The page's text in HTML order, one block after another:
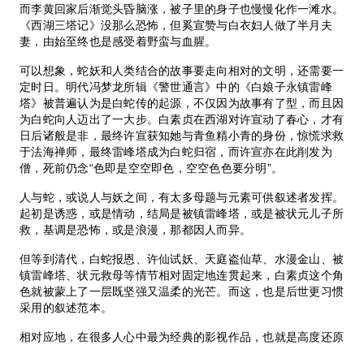
而李黄回家后渐觉头昏脑涨，被子里的身子也慢慢化作一滩水。
《西湖三塔记》没那么恐怖，但奚宣赞与白衣妇人做了半月夫
妻，由始至终也是感受着野蛮与血腥。
可以想象，蛇妖和人类结合的故事要走向相对的文明，还需要一
定时日。明代冯梦龙所辑《警世通言》中的《白娘子永镇雷峰
塔》被普遍认为是白蛇传的起源，不仅因为故事有了型，而且因
为白蛇向人迈出了一大步。白素贞在西湖对许宣动了春心，才有
日后诸般是非，最终许宣获知她与青鱼精小青的身份，惊慌求救
于法海禅师，最终雷峰塔成为白蛇归宿，而许宣亦在此削发为
僧，死前仍念“色即是空空即色，空空色色要分明”。
人与蛇，或说人与妖之间，有太多母题与元素可供叙述者发挥。
起初是诱惑，或是情动，结局是被镇雷峰塔，或是被状元儿子所
救，基调是恐怖，或是浪漫，那都因人而异。
但等到清代，白蛇报恩、许仙试妖、天庭盗仙草、水漫金山、被
镇雷峰塔、状元救母等情节相对固定地连贯起来，白素贞这个角
色就被蒙上了一层既坚强又温柔的光芒。而这，也是后世更习惯
采用的叙述范本。
相对应地，在很多人心中最为经典的影视作品，也就是高度还原